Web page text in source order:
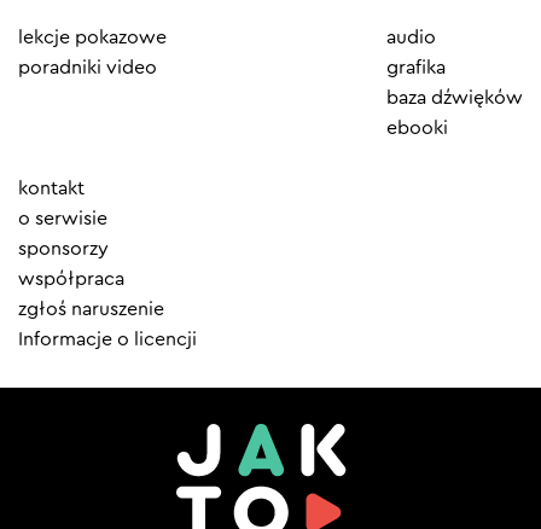
lekcje pokazowe
poradniki video
audio
grafika
baza dźwięków
ebooki
Element
menu
kontakt
o serwisie
sponsorzy
współpraca
zgłoś naruszenie
Informacje o licencji